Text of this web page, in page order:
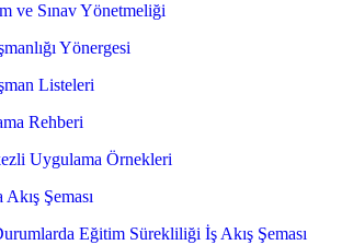
ve Sınav Yönetmeliği
Yönergesi
Listeleri
Rehberi
Uygulama Örnekleri
Şeması
Eğitim Sürekliliği İş Akış Şeması